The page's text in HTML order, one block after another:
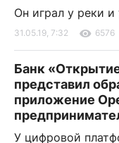
Он играл у реки и
31.05.19, 7:32 6576
Банк
представил
приложение
У цифровой